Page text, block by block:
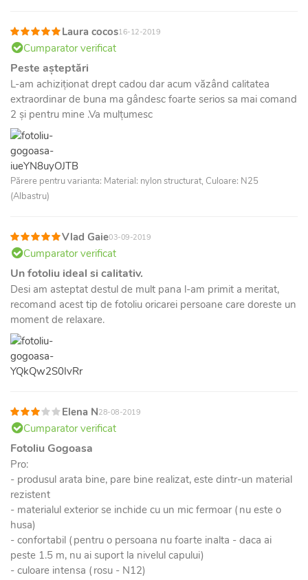
Laura cocos16-12-2019
Cumparator verificat
Peste așteptări
L-am achiziționat drept cadou dar acum văzând calitatea
extraordinar de buna ma gândesc foarte serios sa mai comand
2 și pentru mine .Va mulțumesc
Părere pentru varianta: Material: nylon structurat, Culoare: N25
(Albastru)
Vlad Gaie03-09-2019
Cumparator verificat
Un fotoliu ideal si calitativ.
Desi am asteptat destul de mult pana l-am primit a meritat,
recomand acest tip de fotoliu oricarei persoane care doreste un
moment de relaxare.
Elena N28-08-2019
Cumparator verificat
Fotoliu Gogoasa
Pro:
- produsul arata bine, pare bine realizat, este dintr-un material
rezistent
- materialul exterior se inchide cu un mic fermoar (nu este o
husa)
- confortabil (pentru o persoana nu foarte inalta - daca ai
peste 1.5 m, nu ai suport la nivelul capului)
- culoare intensa (rosu - N12)